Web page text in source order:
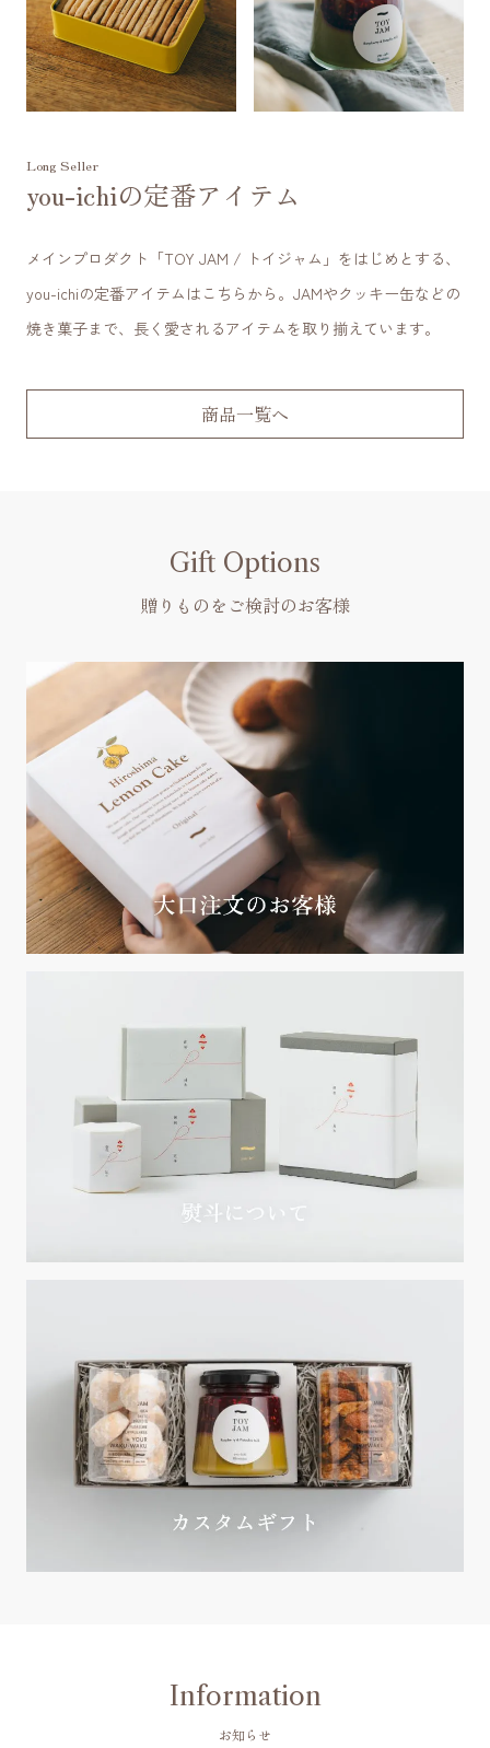
Long Seller
you-ichiの定番アイテム
メインプロダクト「TOY JAM / トイジャム」をはじめとする、
you-ichiの定番アイテムはこちらから。JAMやクッキー缶などの
焼き菓子まで、長く愛されるアイテムを取り揃えています。
商品一覧へ
Gift Options
贈りものをご検討のお客様
Information
お知らせ